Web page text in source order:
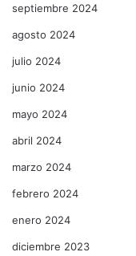
septiembre 2024
agosto 2024
julio 2024
junio 2024
mayo 2024
abril 2024
marzo 2024
febrero 2024
enero 2024
diciembre 2023